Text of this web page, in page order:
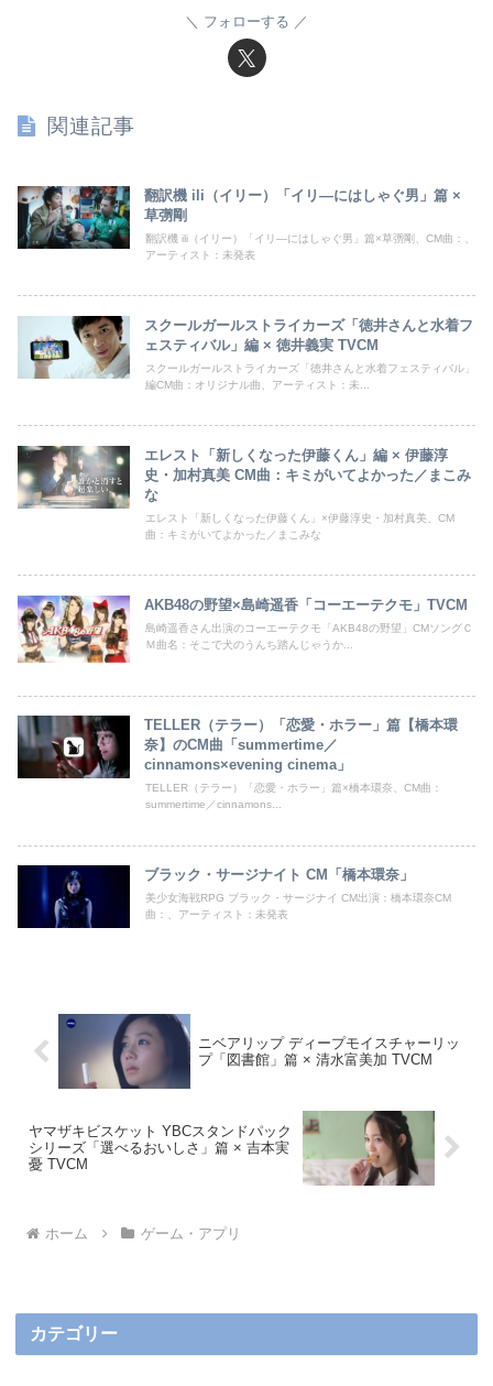
フォローする
関連記事
翻訳機 ili（イリー）「イリ―にはしゃぐ男」篇 ×
草彅剛
翻訳機 ili（イリー）「イリ―にはしゃぐ男」篇×草彅剛、CM曲：、
アーティスト：未発表
スクールガールストライカーズ「徳井さんと水着フ
ェスティバル」編 × 徳井義実 TVCM
スクールガールストライカーズ「徳井さんと水着フェスティバル」
編CM曲：オリジナル曲、アーティスト：未...
エレスト「新しくなった伊藤くん」編 × 伊藤淳
史・加村真美 CM曲：キミがいてよかった／まこみ
な
エレスト「新しくなった伊藤くん」×伊藤淳史・加村真美、CM
曲：キミがいてよかった／まこみな
AKB48の野望×島崎遥香「コーエーテクモ」TVCM
島崎遥香さん出演のコーエーテクモ「AKB48の野望」CMソングＣ
Ｍ曲名：そこで犬のうんち踏んじゃうか...
TELLER（テラー）「恋愛・ホラー」篇【橋本環
奈】のCM曲「summertime／
cinnamons×evening cinema」
TELLER（テラー）「恋愛・ホラー」篇×橋本環奈、CM曲：
summertime／cinnamons...
ブラック・サージナイト CM「橋本環奈」
美少女海戦RPG ブラック・サージナイ CM出演：橋本環奈CM
曲：、アーティスト：未発表
ニベアリップ ディープモイスチャーリッ
プ「図書館」篇 × 清水富美加 TVCM
ヤマザキビスケット YBCスタンドパック
シリーズ「選べるおいしさ」篇 × 吉本実
憂 TVCM
ホーム ゲーム・アプリ
カテゴリー